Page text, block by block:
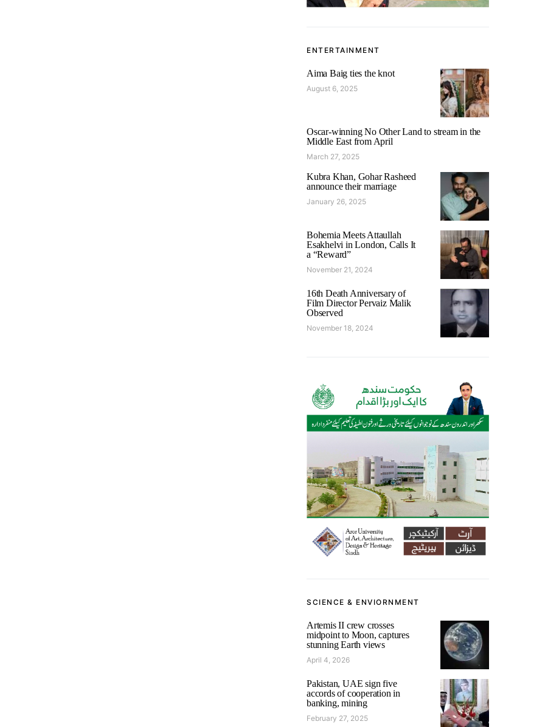
ENTERTAINMENT
Aima Baig ties the knot
August 6, 2025
Oscar-winning No Other Land to stream in the
Middle East from April
March 27, 2025
Kubra Khan, Gohar Rasheed
announce their marriage
January 26, 2025
Bohemia Meets Attaullah
Esakhelvi in London, Calls It
a “Reward”
November 21, 2024
16th Death Anniversary of
Film Director Pervaiz Malik
Observed
November 18, 2024
SCIENCE & ENVIORNMENT
Artemis II crew crosses
midpoint to Moon, captures
stunning Earth views
April 4, 2026
Pakistan, UAE sign five
accords of cooperation in
banking, mining
February 27, 2025